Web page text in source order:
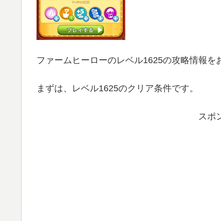
ファームヒーローのレベル1625の攻略情報を
まずは、レベル1625のクリア条件です。
スポ